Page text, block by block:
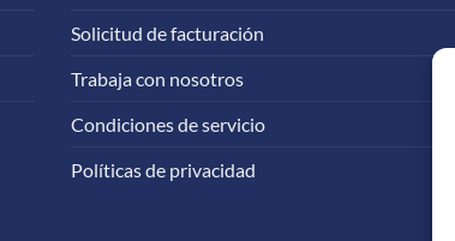
Solicitud de facturación
Trabaja con nosotros
Condiciones de servicio
Políticas de privacidad